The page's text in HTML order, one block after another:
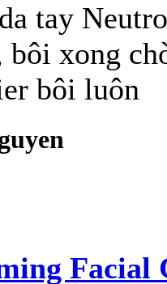
tay
xong
bôi luôn